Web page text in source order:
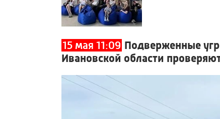
15 мая 11:09 Подверженные
Ивановской области